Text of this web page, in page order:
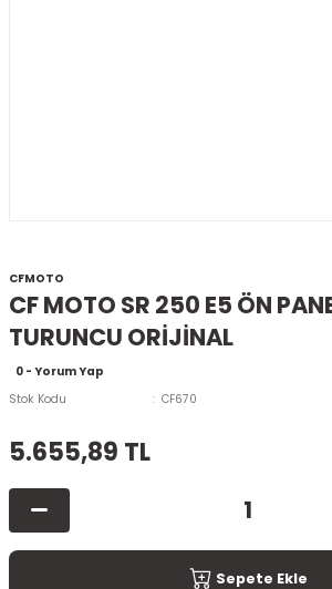
CFMOTO
CF MOTO SR 250 E5 ÖN
TURUNCU ORİJİNAL
0 - Yorum Yap
Stok Kodu
CF670
5.655,89 TL
Sepete Ekle